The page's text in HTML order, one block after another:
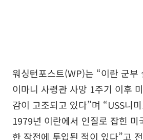
워싱턴포스트(WP)는 “이란 군부
이마니 사령관 사망 1주기 이후
감이 고조되고 있다”며 “USS니
1979년 이란에서 인질로 잡힌 미
한 작전에 투입된 적이 있다”고